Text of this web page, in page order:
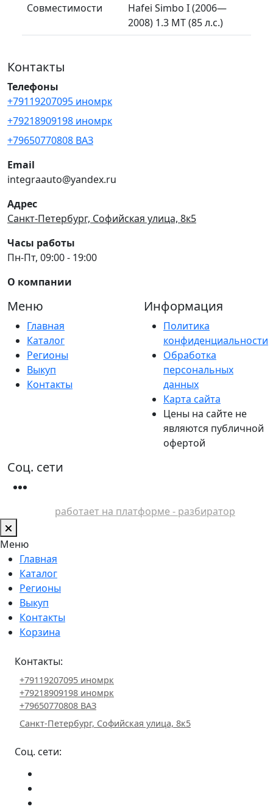
Совместимости
Hafei Simbo I (2006—
2008) 1.3 MT (85 л.с.)
Контакты
Телефоны
+79119207095 иномрк
+79218909198 иномрк
+79650770808 ВАЗ
Email
integraauto@yandex.ru
Адрес
Санкт-Петербург, Софийская улица, 8к5
Часы работы
Пн-Пт, 09:00 - 19:00
О компании
Меню
Главная
Каталог
Регионы
Выкуп
Контакты
Информация
Политика
конфиденциальности
Обработка
персональных
данных
Карта сайта
Цены на сайте не
являются публичной
офертой
Соц. сети
работает на платформе - разбиратор
Меню
Главная
Каталог
Регионы
Выкуп
Контакты
Корзина
Контакты:
+79119207095 иномрк
+79218909198 иномрк
+79650770808 ВАЗ
Санкт-Петербург, Софийская улица, 8к5
Соц. сети: